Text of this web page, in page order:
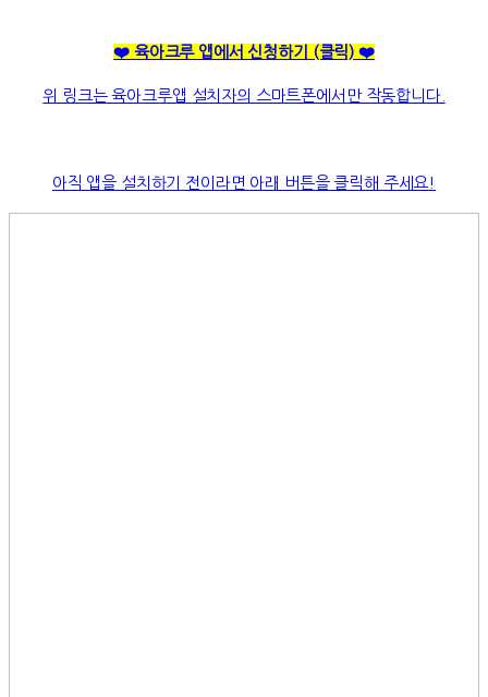
❤️ 육아크루 앱에서 신청하기 (클릭) ❤️
위 링크는 육아크루앱 설치자의 스마트폰에서만 작동합니다.
아직 앱을 설치하기 전이라면 아래 버튼을 클릭해 주세요!